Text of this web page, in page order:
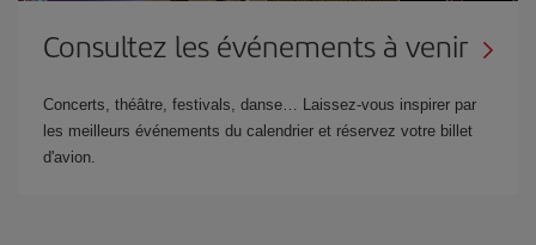
Consultez les événements à venir
Concerts, théâtre, festivals, danse… Laissez-vous inspirer par
les meilleurs événements du calendrier et réservez votre billet
d'avion.